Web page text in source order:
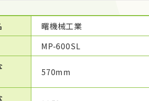
曙機械工業
MP-600SL
570mm